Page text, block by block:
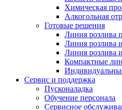
Химическая
Алкогольная
Готовые решения
Линия розлива
Линия розлива
Линия розлива
Компактные
Сервис и поддержка
Пусконаладка
Обучение персонала
Сервисное